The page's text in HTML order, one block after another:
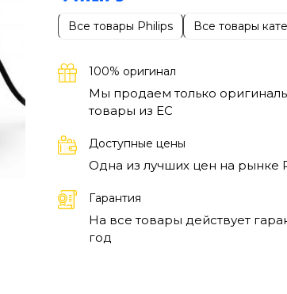
Все товары Philips Все товары
100% оригинал
Мы продаем только
товары из EC
Доступные цены
Одна из лучших цен на рынке
Гарантия
На все товары действует
год